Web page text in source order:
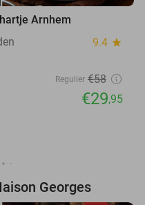
Arnhem
9.4 star
Regulier €58
€29,95
Georges